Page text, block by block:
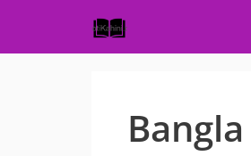
content
Bangla